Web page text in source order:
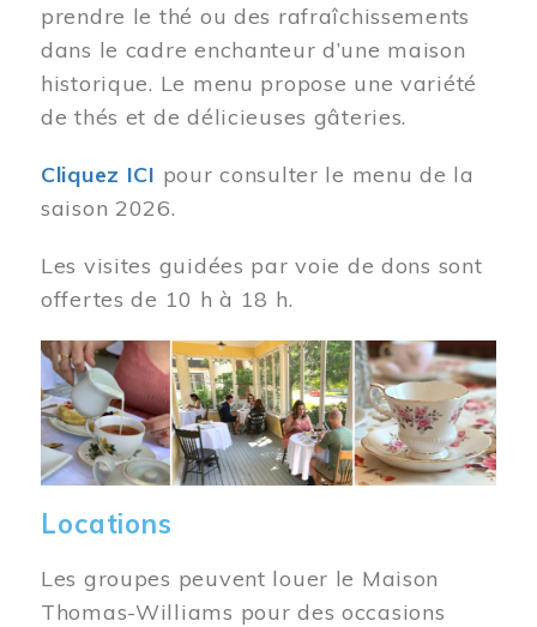
prendre le thé ou des rafraîchissements
dans le cadre enchanteur d’une maison
historique. Le menu propose une variété
de thés et de délicieuses gâteries.
Cliquez ICI pour consulter le menu de la
saison 2026.
Les visites guidées par voie de dons sont
offertes de 10 h à 18 h.
Image
Locations
Les groupes peuvent louer le Maison
Thomas-Williams pour des occasions